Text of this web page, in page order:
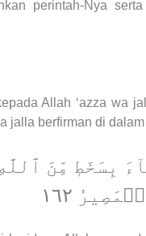
perintah-Nya
Allah ‘azza wa
jalla berfirman di
بِسَخَطٖ مِّنَ
١٦٢